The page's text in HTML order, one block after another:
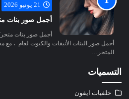
21 يونيو 2026
أجمل صور بنات
أجمل صور بنات
أجمل صور البنات الأنيقات والكيوت لعام ، مع
المتحر…
التسميات
خلفيات ايفون